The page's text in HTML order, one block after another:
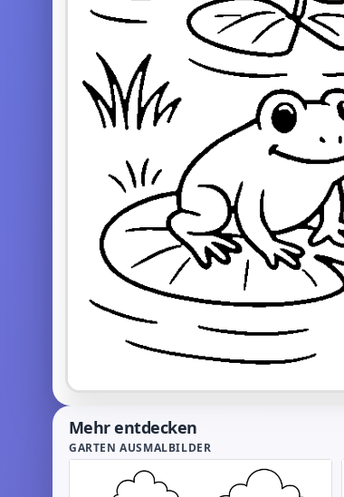
Mehr entdecken
GARTEN AUSMALBILDER